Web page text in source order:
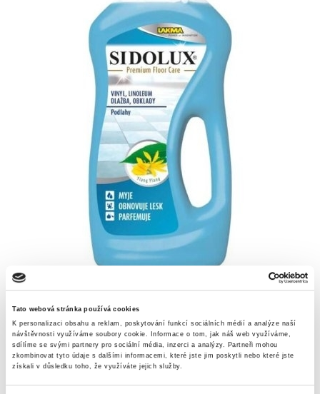
Tato webová stránka používá cookies
K personalizaci obsahu a reklam, poskytování funkcí sociálních médií a analýze naší
návštěvnosti využíváme soubory cookie.
Informace o tom, jak náš web využíváme,
sdílíme se svými partnery pro sociální média, inzerci a analýzy.
Partneři mohou
zkombinovat tyto údaje s dalšími informacemi, které jste jim poskytli nebo které jste
získali v důsledku toho, že využíváte jejich služby.
Popis Alternativní produkty
tekutý přípravek na ochranu PVC, linolea
a dlažby